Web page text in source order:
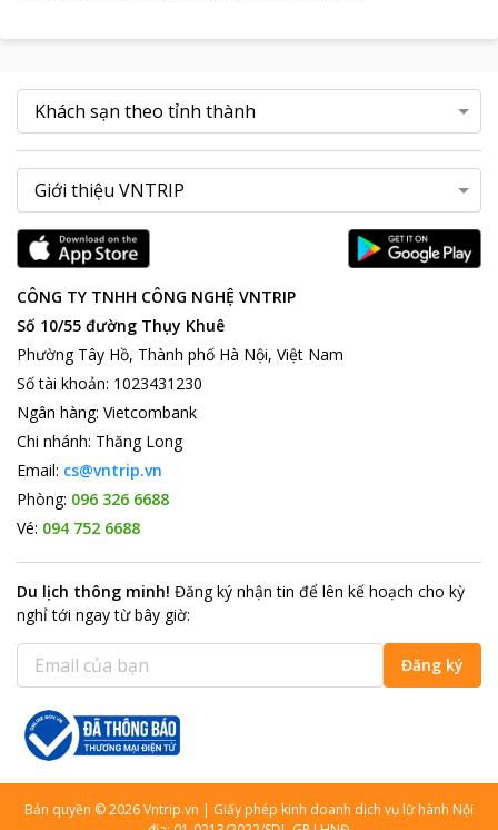
CÔNG TY TNHH CÔNG NGHỆ VNTRIP
Số 10/55 đường Thụy Khuê
Phường Tây Hồ, Thành phố Hà Nội, Việt Nam
Số tài khoản: 1023431230
Ngân hàng: Vietcombank
Chi nhánh: Thăng Long
Email: cs@vntrip.vn
Phòng: 096 326 6688
Vé: 094 752 6688
Du lịch thông minh! Đăng ký nhận tin để lên kế hoạch cho kỳ
nghỉ tới ngay từ bây giờ:
Đăng ký
Bản quyền ©2026Vntrip.vn | Giấy phép kinh doanh dịch vụ lữ hành Nội